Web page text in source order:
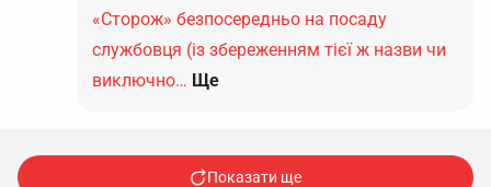
«Сторож» безпосередньо на посаду
службовця (із збереженням тієї ж назви чи
виключно… Ще
Показати ще